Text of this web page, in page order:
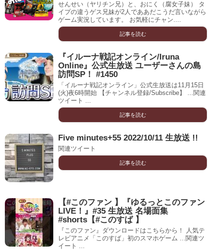
せんせい（ヤリチン兄）と、おにく（腐女子妹） タ
イプの違うゲス兄妹が2人でああだこうだ言いながら
ゲーム実況しています。 お気軽にチャン....
記事を読む
『イルーナ戦記オンライン/Iruna
Online』公式生放送 ユーザーさんの島
訪問SP！ #1450
「イルーナ戦記オンライン」公式生放送は11月15日
(火)夜6時開始 【チャンネル登録/Subscribe】 ...関連
ツイート ...
記事を読む
Five minutes+55 2022/10/11 生放送 !!
関連ツイート
記事を読む
【#このファン 】『ゆるっとこのファン
LIVE！』#35 生放送 名場面集
#shorts【#このすば 】
『このファン』ダウンロードはこちらから！ 人気テ
レビアニメ「このすば」初のスマホゲーム ...関連ツ
イート ...